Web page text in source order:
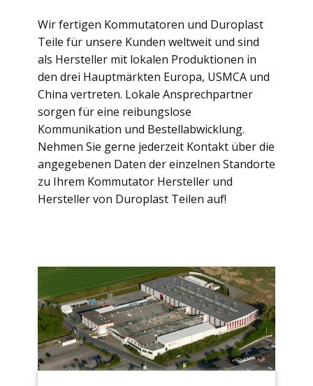
Wir fertigen Kommutatoren und Duroplast
Teile für unsere Kunden weltweit und sind
als Hersteller mit lokalen Produktionen in
den drei Hauptmärkten Europa, USMCA und
China vertreten. Lokale Ansprechpartner
sorgen für eine reibungslose
Kommunikation und Bestellabwicklung.
Nehmen Sie gerne jederzeit Kontakt über die
angegebenen Daten der einzelnen Standorte
zu Ihrem Kommutator Hersteller und
Hersteller von Duroplast Teilen auf!